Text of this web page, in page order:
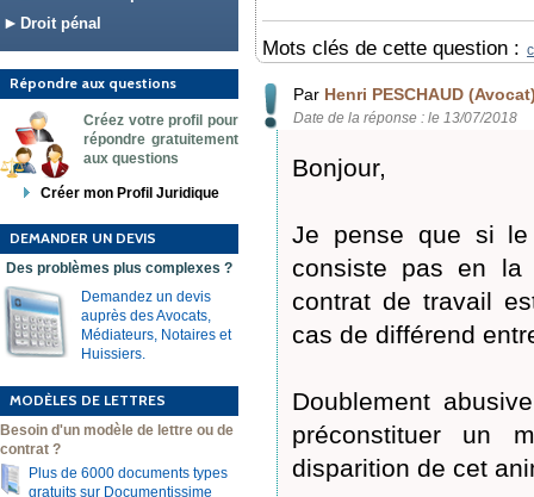
Droit pénal
Répondre aux questions
Créez votre profil pour
répondre gratuitement
aux questions
Créer mon Profil Juridique
DEMANDER UN DEVIS
Des problèmes plus complexes ?
Demandez un devis
auprès des Avocats,
Médiateurs, Notaires et
Huissiers.
MODÈLES DE LETTRES
Besoin d'un modèle de lettre ou de
contrat ?
Plus de 6000 documents types
gratuits sur Documentissime
Mots clés de cette question :
Par Henri PESCHAUD
Date de la réponse : le 13/07/2018
Bonjour,
Je pense que si le
consiste pas en la
contrat de travail
cas de différend
Doublement
préconstituer un
disparition de cet